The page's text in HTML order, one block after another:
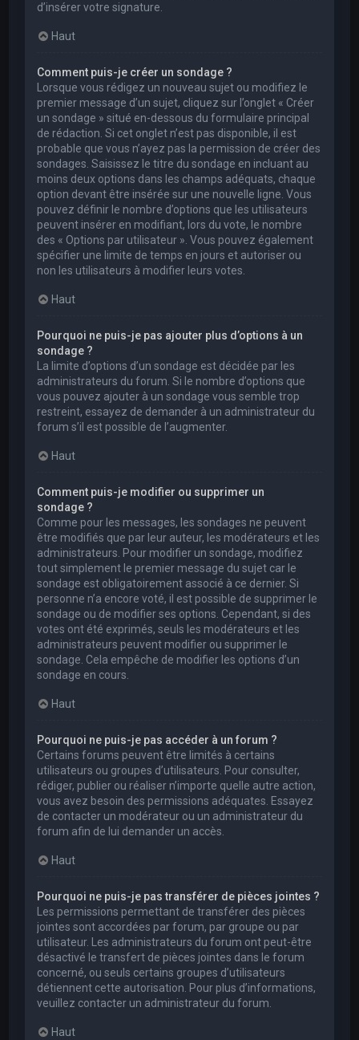
d’insérer votre signature.
Haut
Comment puis-je créer un sondage ?
Lorsque vous rédigez un nouveau sujet ou modifiez le
premier message d’un sujet, cliquez sur l’onglet « Créer
un sondage » situé en-dessous du formulaire principal
de rédaction. Si cet onglet n’est pas disponible, il est
probable que vous n’ayez pas la permission de créer des
sondages. Saisissez le titre du sondage en incluant au
moins deux options dans les champs adéquats, chaque
option devant être insérée sur une nouvelle ligne. Vous
pouvez définir le nombre d’options que les utilisateurs
peuvent insérer en modifiant, lors du vote, le nombre
des « Options par utilisateur ». Vous pouvez également
spécifier une limite de temps en jours et autoriser ou
non les utilisateurs à modifier leurs votes.
Haut
Pourquoi ne puis-je pas ajouter plus d’options à un
sondage ?
La limite d’options d’un sondage est décidée par les
administrateurs du forum. Si le nombre d’options que
vous pouvez ajouter à un sondage vous semble trop
restreint, essayez de demander à un administrateur du
forum s’il est possible de l’augmenter.
Haut
Comment puis-je modifier ou supprimer un
sondage ?
Comme pour les messages, les sondages ne peuvent
être modifiés que par leur auteur, les modérateurs et les
administrateurs. Pour modifier un sondage, modifiez
tout simplement le premier message du sujet car le
sondage est obligatoirement associé à ce dernier. Si
personne n’a encore voté, il est possible de supprimer le
sondage ou de modifier ses options. Cependant, si des
votes ont été exprimés, seuls les modérateurs et les
administrateurs peuvent modifier ou supprimer le
sondage. Cela empêche de modifier les options d’un
sondage en cours.
Haut
Pourquoi ne puis-je pas accéder à un forum ?
Certains forums peuvent être limités à certains
utilisateurs ou groupes d’utilisateurs. Pour consulter,
rédiger, publier ou réaliser n’importe quelle autre action,
vous avez besoin des permissions adéquates. Essayez
de contacter un modérateur ou un administrateur du
forum afin de lui demander un accès.
Haut
Pourquoi ne puis-je pas transférer de pièces jointes ?
Les permissions permettant de transférer des pièces
jointes sont accordées par forum, par groupe ou par
utilisateur. Les administrateurs du forum ont peut-être
désactivé le transfert de pièces jointes dans le forum
concerné, ou seuls certains groupes d’utilisateurs
détiennent cette autorisation. Pour plus d’informations,
veuillez contacter un administrateur du forum.
Haut